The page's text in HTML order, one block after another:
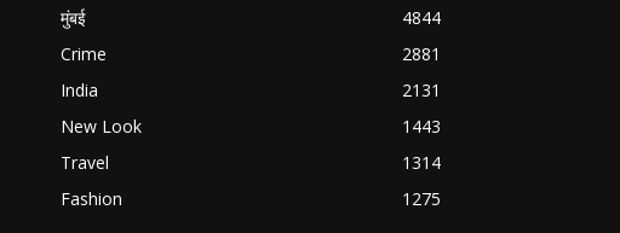
मुंबई
4844
Crime
2881
India
2131
New Look
1443
Travel
1314
Fashion
1275